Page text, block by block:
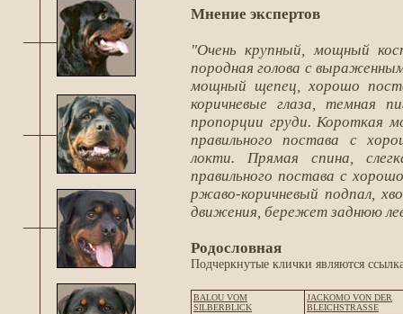
Мнение экспертов
"Очень крупный, мощный
породная голова с
мощный щепец, хорошо
коричневые глаза, темная
пропорции груди. Короткая
правильного постава с
локти. Прямая спина,
правильного постава с
ржаво-коричневый подпал,
движения, бережет заднюю
Родословная
Подчеркнутые клички являются
BALOU VOM
SILBERBLICK
JACKOMO VON DER
BLEICHSTRASSE